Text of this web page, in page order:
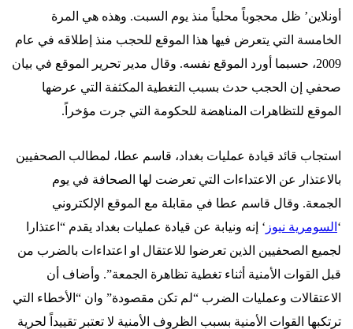
أونلاين’ ظل محجوباً محلياً منذ يوم السبت. وهذه هي المرة
الخامسة التي يتعرض فيها هذا الموقع للحجب منذ إطلاقه في عام
2009، حسبما أورد الموقع نفسه. وقال مدير تحرير الموقع في بيان
صحفي إن الحجب حدث بسبب التغطية المكثفة التي عرضها
الموقع للتظاهرات المناهضة للحكومة التي جرت مؤخراً.
استجاب قائد قيادة عمليات بغداد، قاسم عطا، لمطالب الصحفيين
بالاعتذار عن الاعتداءات التي تعرضت لها الصحافة في يوم
الجمعة. وقال قاسم عطا في مقابلة مع الموقع الإلكتروني
‘ السومرية نيوز ‘ إنه ونيابة عن قيادة عمليات بغداد يقدم “اعتذارا
لجميع الصحفيين الذين تعرضوا للاعتقال او اعتداءات بالضرب من
قبل القوات الأمنية أثناء تغطية تظاهرة الجمعة”. وأضاف أن
الاعتقالات وعمليات الضرب “لم تكن مقصودة” وان “الأخطاء التي
ترتكبها القوات الأمنية بسبب الظروف الأمنية لا تعتبر تقييداً لحرية